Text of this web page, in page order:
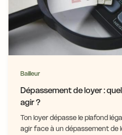
Bailleur
Dépassement de loyer :
agir ?
Ton loyer dépasse le plafond
agir face à un dépassement de